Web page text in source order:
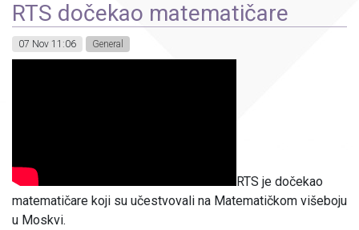
RTS dočekao matematičare
07 Nov 11:06 General
RTS je dočekao
matematičare koji su učestvovali na Matematičkom višeboju
u Moskvi.